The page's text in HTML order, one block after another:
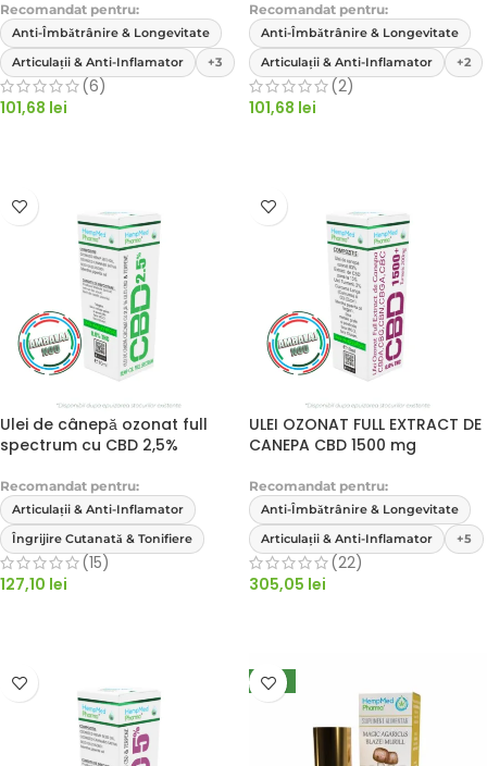
Recomandat pentru:
Anti-Îmbătrânire & Longevitate
Articulații & Anti-Inflamator
+3
(6)
101,68 lei
Recomandat pentru:
Anti-Îmbătrânire & Longevitate
Articulații & Anti-Inflamator
+2
(2)
101,68 lei
Ulei de cânepă ozonat full
spectrum cu CBD 2,5%
Recomandat pentru:
Articulații & Anti-Inflamator
Îngrijire Cutanată & Tonifiere
(15)
127,10 lei
ULEI OZONAT FULL EXTRACT DE
CANEPA CBD 1500 mg
Recomandat pentru:
Anti-Îmbătrânire & Longevitate
Articulații & Anti-Inflamator
+5
(22)
305,05 lei
NEW